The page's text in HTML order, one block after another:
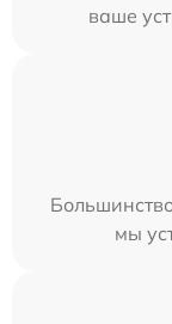
ваше
мы